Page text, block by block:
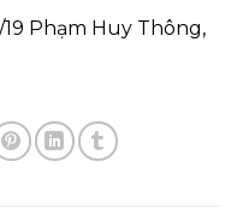
Phạm Huy Thông,